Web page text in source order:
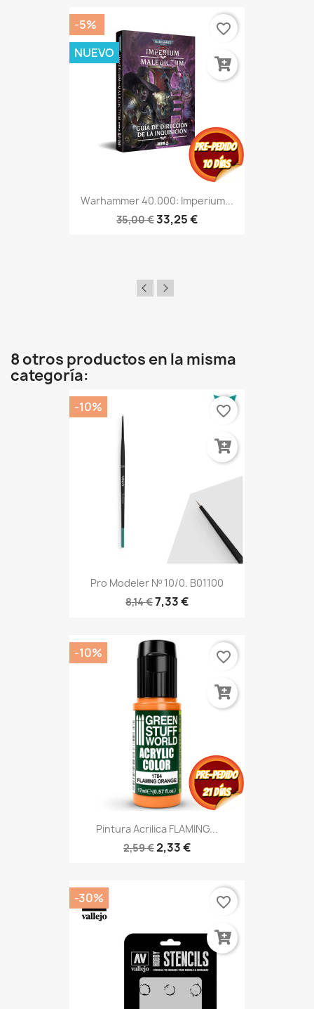
Warhammer 40.000: Imperium...
35,00 €33,25 €
-5%
NUEVO
favorite_border
8 otros productos en la misma
categoría:
Pro Modeler Nº 10/0. B01100
8,14 €7,33 €
-10% favorite_border
Pintura Acrilica FLAMING...
2,59 €2,33 €
-10% favorite_border
-30% favorite_border